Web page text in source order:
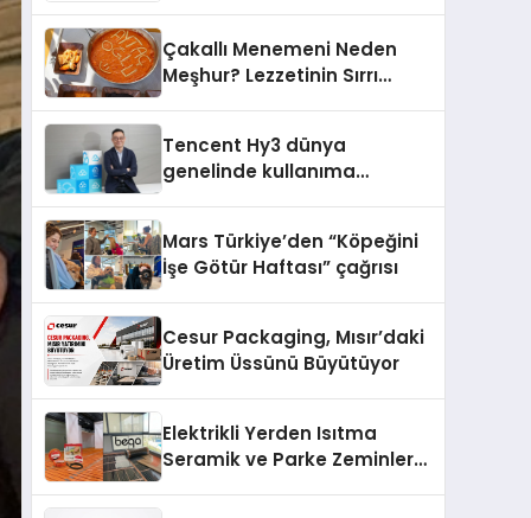
Çakallı Menemeni Neden
Meşhur? Lezzetinin Sırrı
Tencent Hy3 dünya
genelinde kullanıma
Mars Türkiye’den “Köpeğini
İşe Götür Haftası” çağrısı
Cesur Packaging, Mısır’daki
Üretim Üssünü Büyütüyor
Elektrikli Yerden Isıtma
Seramik ve Parke Zeminler